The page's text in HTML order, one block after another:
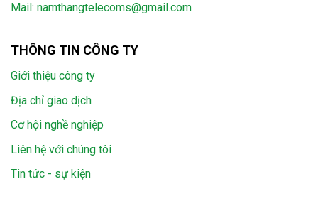
Mail: namthangtelecoms@gmail.com
THÔNG TIN CÔNG TY
Giới thiệu công ty
Địa chỉ giao dịch
Cơ hội nghề nghiệp
Liên hệ với chúng tôi
Tin tức - sự kiện